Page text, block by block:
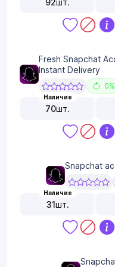
Fresh Snapchat
Instant Delivery
0%
Наличие
70шт.
Snapchat
Наличие
31шт.